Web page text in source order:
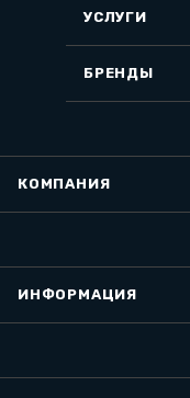
УСЛУГИ
БРЕНДЫ
КОМПАНИЯ
ИНФОРМАЦИЯ